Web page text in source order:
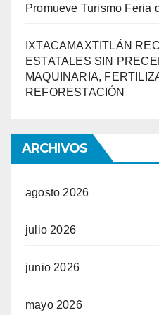
Promueve Turismo Feria
IXTACAMAXTITLÁN
ESTATALES SIN
MAQUINARIA,
REFORESTACIÓN
ARCHIVOS
agosto 2026
julio 2026
junio 2026
mayo 2026